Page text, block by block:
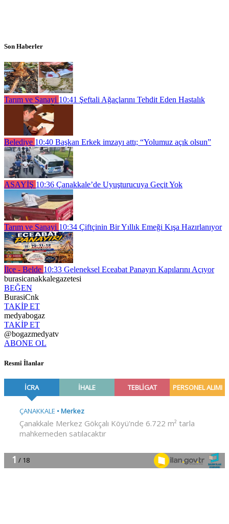
Son Haberler
Tarım ve Sanayi 10:41 Şeftali Ağaçlarını Tehdit Eden Hastalık
Belediye 10:40 Başkan Erkek imzayı attı; “Yolumuz açık olsun”
ASAYİŞ 10:36 Çanakkale’de Uyuşturucuya Geçit Yok
Tarım ve Sanayi 10:34 Çiftçinin Bir Yıllık Emeği Kışa Hazırlanıyor
İlçe - Belde 10:33 Geleneksel Eceabat Panayırı Kapılarını Açıyor
burasicanakkalegazetesi
BEĞEN
BurasiCnk
TAKİP ET
medyabogaz
TAKİP ET
@bogazmedyatv
ABONE OL
Resmî İlanlar